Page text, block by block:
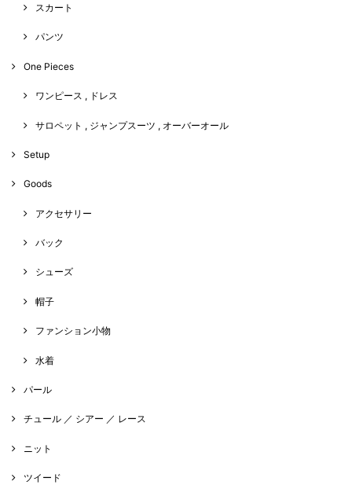
スカート
パンツ
One Pieces
ワンピース , ドレス
サロペット , ジャンプスーツ , オーバーオール
Setup
Goods
アクセサリー
バック
シューズ
帽子
ファンション小物
水着
パール
チュール ／ シアー ／ レース
ニット
ツイード